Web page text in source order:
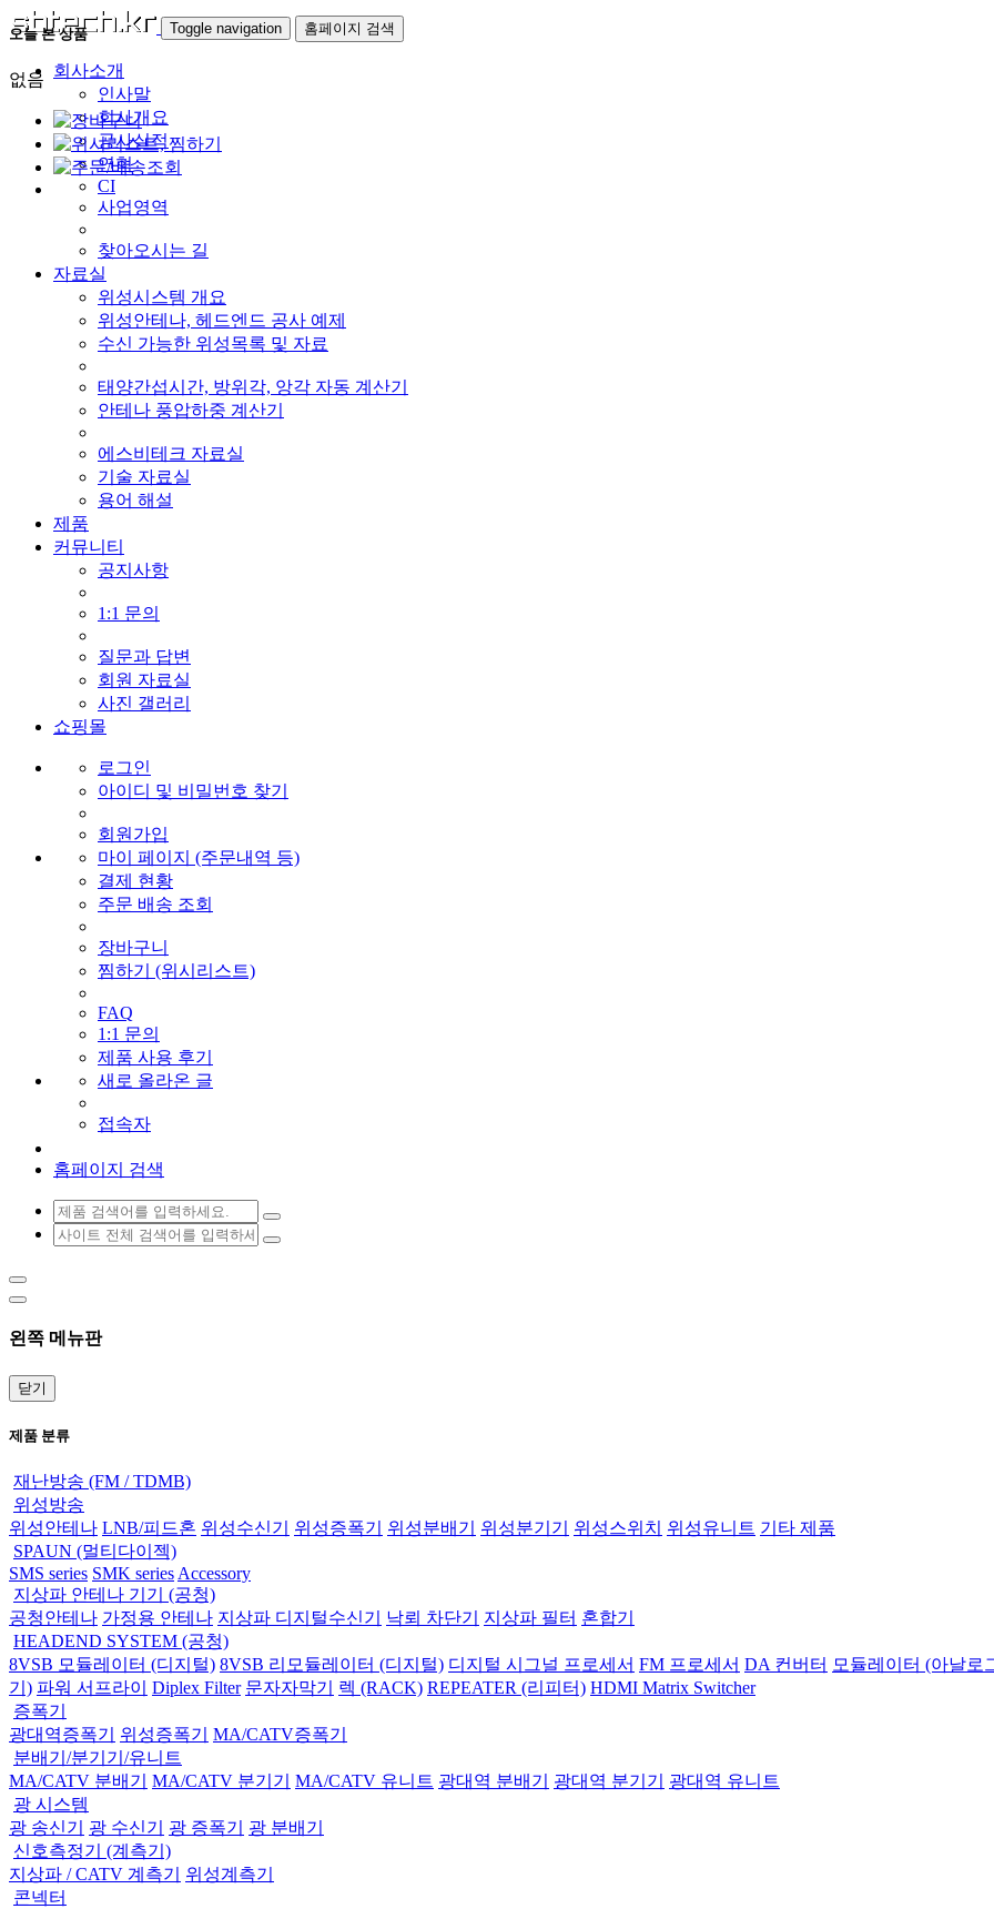
Toggle navigation 홈페이지 검색
회사소개
인사말
회사개요
공사실적
연혁
CI
사업영역
찾아오시는 길
자료실
위성시스템 개요
위성안테나, 헤드엔드 공사 예제
수신 가능한 위성목록 및 자료
태양간섭시간, 방위각, 앙각 자동 계산기
안테나 풍압하중 계산기
에스비테크 자료실
기술 자료실
용어 해설
제품
커뮤니티
공지사항
1:1 문의
질문과 답변
회원 자료실
사진 갤러리
쇼핑몰
로그인
아이디 및 비밀번호 찾기
회원가입
마이 페이지 (주문내역 등)
결제 현황
주문 배송 조회
장바구니
찜하기 (위시리스트)
FAQ
1:1 문의
제품 사용 후기
새로 올라온 글
접속자
홈페이지 검색
왼쪽 메뉴판
닫기
제품 분류
재난방송 (FM / TDMB)
위성방송
위성안테나 LNB/피드혼 위성수신기 위성증폭기 위성분배기 위성분기기 위성스위치 위성유니트 기타 제품
SPAUN (멀티다이젝)
SMS series SMK series Accessory
지상파 안테나 기기 (공청)
공청안테나 가정용 안테나 지상파 디지털수신기 낙뢰 차단기 지상파 필터 혼합기
HEADEND SYSTEM (공청)
8VSB 모듈레이터 (디지털) 8VSB 리모듈레이터 (디지털) 디지털 시그널 프로세서 FM 프로세서 DA 컨버터 모듈레이터 (아날로
기) 파워 서프라이 Diplex Filter 문자자막기 렉 (RACK) REPEATER (리피터) HDMI Matrix Switcher
증폭기
광대역증폭기
위성증폭기
MA/CATV증폭기
분배기/분기기/유니트
MA/CATV 분배기
MA/CATV 분기기 MA/CATV 유니트 광대역 분배기 광대역 분기기
광대역 유니트
광 시스템
광 송신기
광 수신기 광 증폭기
광 분배기
신호측정기 (계측기)
지상파 / CATV 계측기
위성계측기
콘넥터
오늘 본 상품
없음